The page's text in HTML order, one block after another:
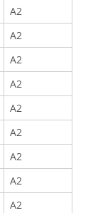
A2
A2
A2
A2
A2
A2
A2
A2
A2